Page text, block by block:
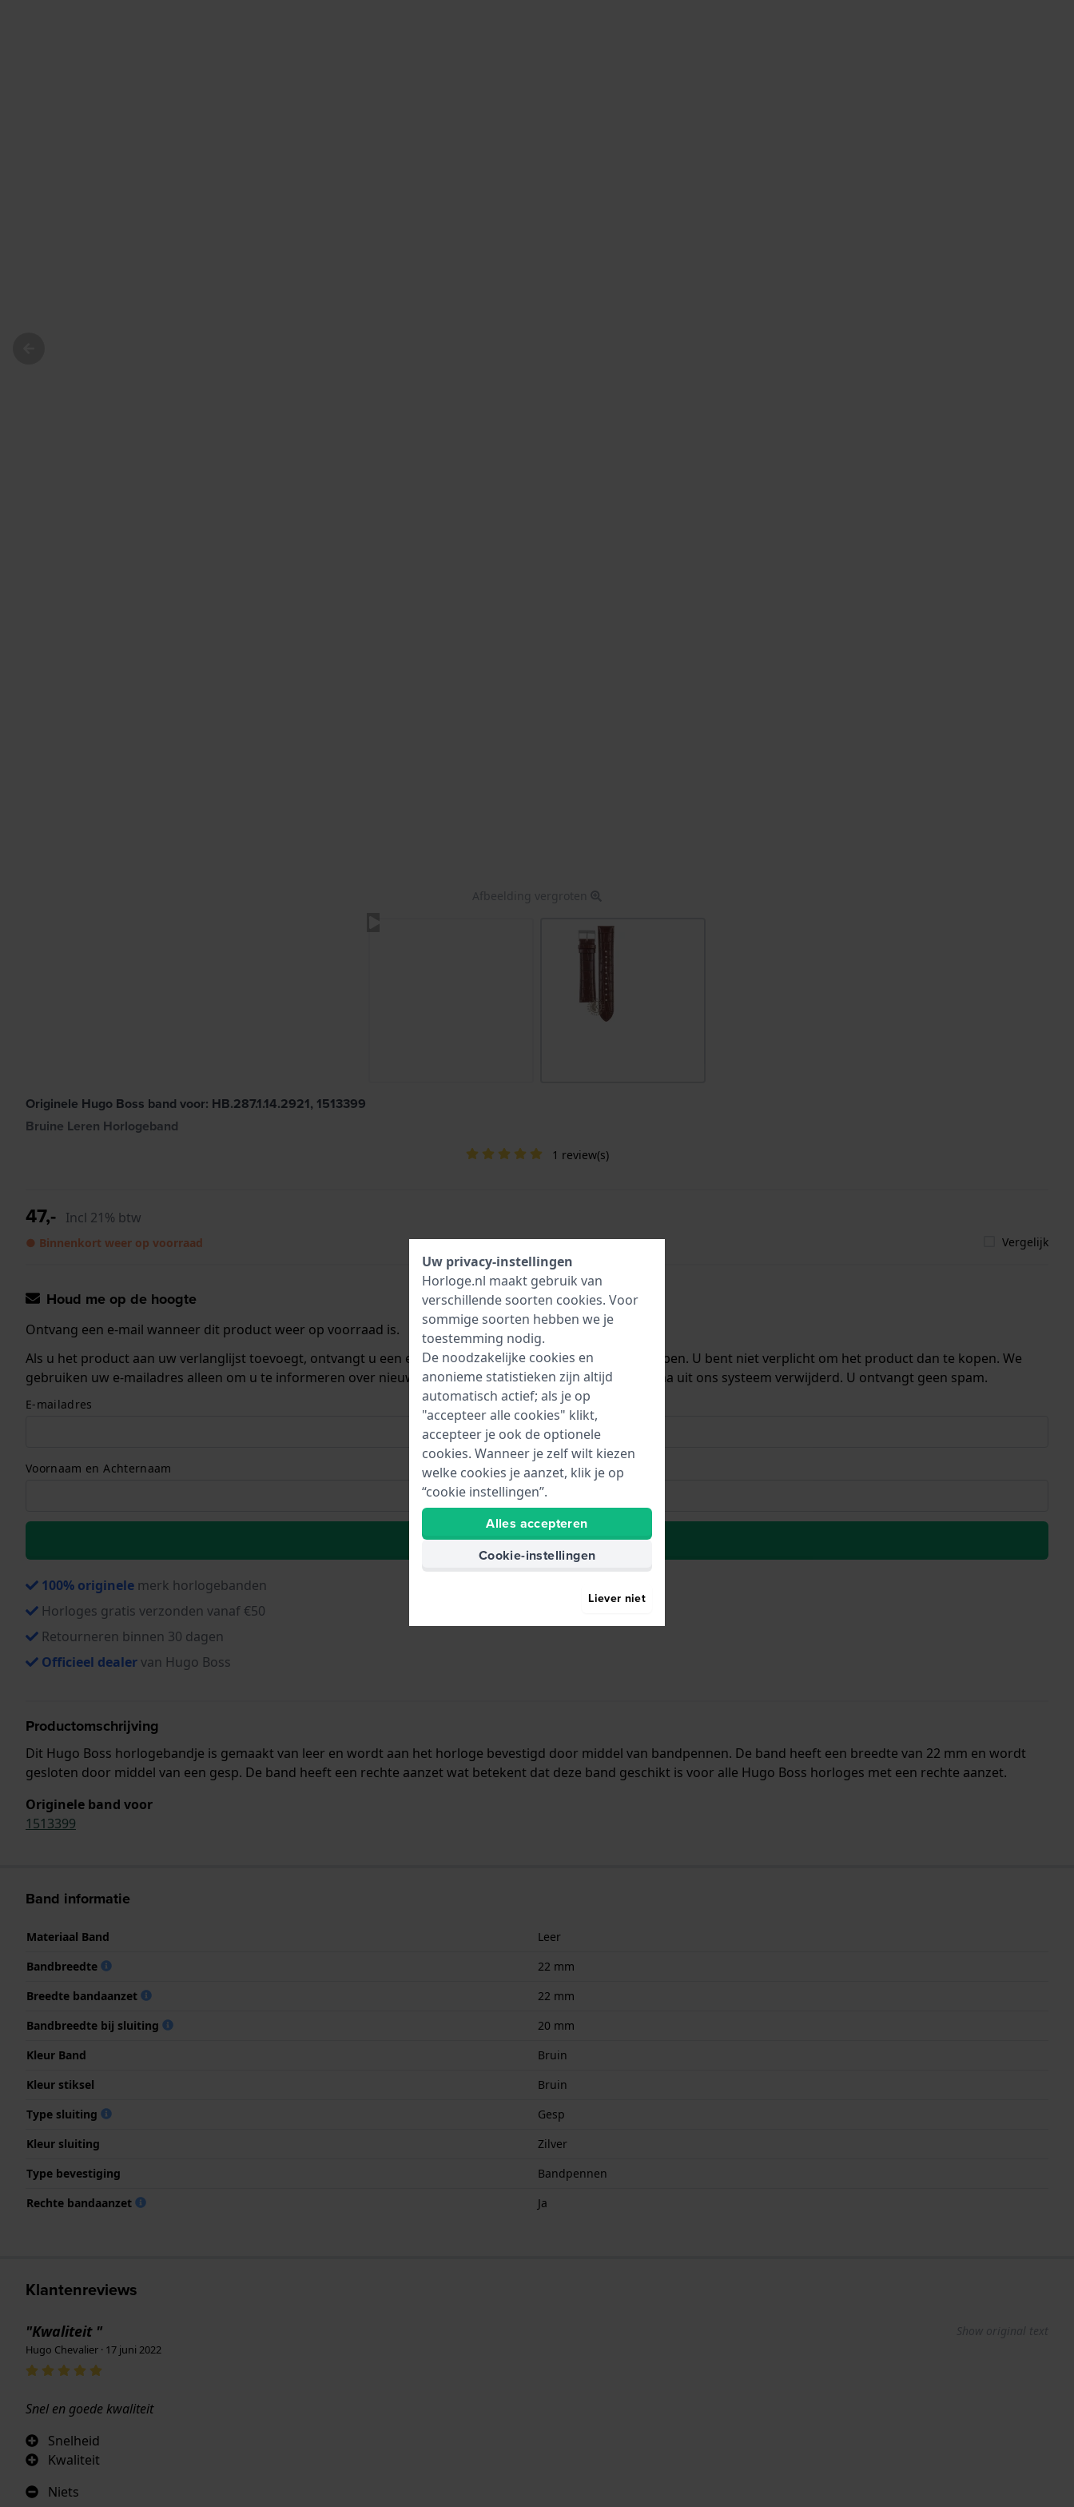
Afbeelding vergroten
Originele Hugo Boss band voor: HB.287.1.14.2921, 1513399
Bruine Leren Horlogeband
1 review(s)
47,- Incl 21% btw
● Binnenkort weer op voorraad Vergelijk
Houd me op de hoogte
Ontvang een e-mail wanneer dit product weer op voorraad is.
Als u het product aan uw verlanglijst toevoegt, ontvangt u een e-mail zodra we het weer op voorraad hebben. U bent niet verplicht om het product dan te kopen. We
gebruiken uw e-mailadres alleen om u te informeren over nieuwe voorraad. Het wordt onmiddellijk daarna uit ons systeem verwijderd. U ontvangt geen spam.
E-mailadres
Voornaam en Achternaam
Plaats in wenslijst
100% originele merk horlogebanden
Horloges gratis verzonden vanaf €50
Retourneren binnen 30 dagen
Officieel dealervan Hugo Boss
Productomschrijving
Dit Hugo Boss horlogebandje is gemaakt van leer en wordt aan het horloge bevestigd door middel van bandpennen. De band heeft een breedte van 22 mm en wordt
gesloten door middel van een gesp. De band heeft een rechte aanzet wat betekent dat deze band geschikt is voor alle Hugo Boss horloges met een rechte aanzet.
Originele band voor
1513399
Band informatie
Materiaal Band
Leer
Bandbreedte
22 mm
Breedte bandaanzet
22 mm
Bandbreedte bij sluiting
20 mm
Kleur Band
Bruin
Kleur stiksel
Bruin
Type sluiting
Gesp
Kleur sluiting
Zilver
Type bevestiging
Bandpennen
Rechte bandaanzet
Ja
Klantenreviews
"Kwaliteit " Show original text
Hugo Chevalier · 17 juni 2022
Snel en goede kwaliteit
Snelheid
Kwaliteit
Niets
Uw privacy-instellingen
Horloge.nl maakt gebruik van
verschillende soorten cookies. Voor
sommige soorten hebben we je
toestemming nodig.
De noodzakelijke cookies en
anonieme statistieken zijn altijd
automatisch actief; als je op
"accepteer alle cookies" klikt,
accepteer je ook de optionele
cookies. Wanneer je zelf wilt kiezen
welke cookies je aanzet, klik je op
“cookie instellingen”.
Alles accepteren
Cookie-instellingen
Liever niet